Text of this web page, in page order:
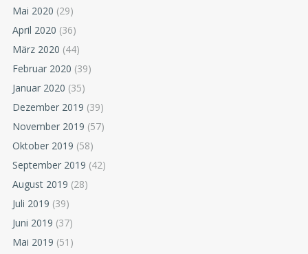
Mai 2020 (29)
April 2020 (36)
März 2020 (44)
Februar 2020 (39)
Januar 2020 (35)
Dezember 2019 (39)
November 2019 (57)
Oktober 2019 (58)
September 2019 (42)
August 2019 (28)
Juli 2019 (39)
Juni 2019 (37)
Mai 2019 (51)